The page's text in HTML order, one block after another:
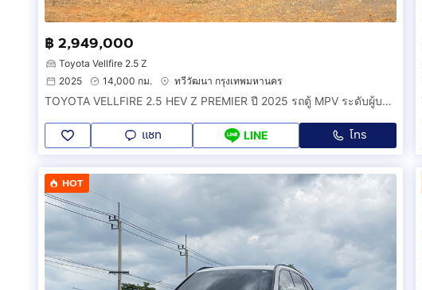
฿ 2,949,000
Toyota Vellfire 2.5 Z
2025
14,000 กม. ทวีวัฒนา กรุงเทพมหานคร
TOYOTA VELLFIRE 2.5 HEV Z PREMIER ปี 2025 รถตู้ MPV ระดับผู้บริหาร สุดหรู ตัวท็อป ประหยัด
แชท LINE โทร
HOT